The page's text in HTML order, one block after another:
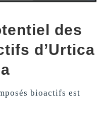
des
d’Urtica
bioactifs est